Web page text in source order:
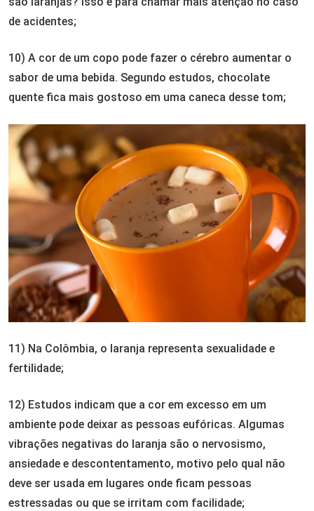
de acidentes;
10) A cor de um copo pode fazer o cérebro aumentar o
sabor de uma bebida. Segundo estudos, chocolate
quente fica mais gostoso em uma caneca desse tom;
11) Na Colômbia, o laranja representa sexualidade e
fertilidade;
12) Estudos indicam que a cor em excesso em um
ambiente pode deixar as pessoas eufóricas. Algumas
vibrações negativas do laranja são o nervosismo,
ansiedade e descontentamento, motivo pelo qual não
deve ser usada em lugares onde ficam pessoas
estressadas ou que se irritam com facilidade;